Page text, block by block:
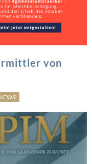
von